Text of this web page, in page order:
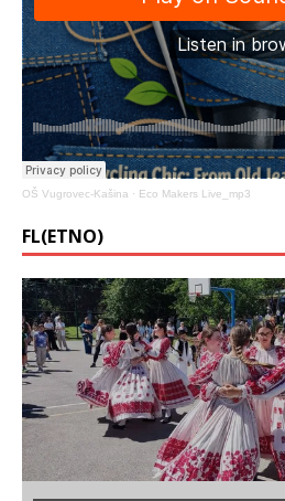
OŠ Vugrovec-Kašina · Eco Makers Live_mp3
FL(ETNO)